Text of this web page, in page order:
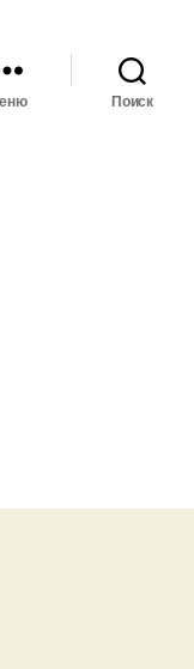
Поиск